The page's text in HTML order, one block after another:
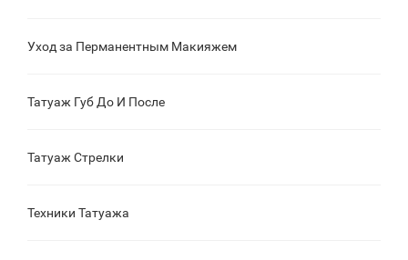
Уход за Перманентным Макияжем
Татуаж Губ До И После
Татуаж Стрелки
Техники Татуажа